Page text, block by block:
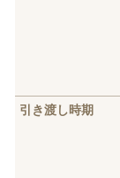
引き渡し時期